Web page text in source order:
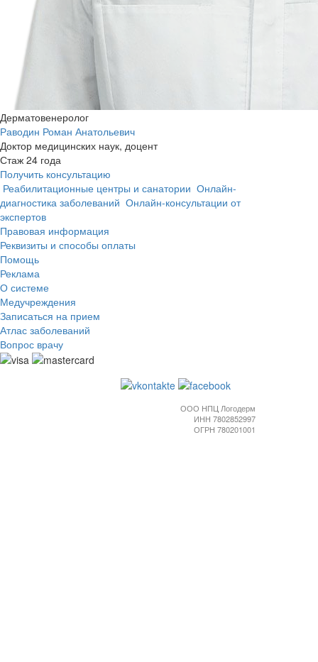
Дерматовенеролог
Раводин Роман Анатольевич
Доктор медицинских наук, доцент
Стаж 24 года
Получить консультацию
Реабилитационные центры и санатории Онлайн-
диагностика заболеваний Онлайн-консультации от
экспертов
Правовая информация
Реквизиты и способы оплаты
Помощь
Реклама
О системе
Медучреждения
Записаться на прием
Атлас заболеваний
Вопрос врачу
ООО НПЦ Логодерм
ИНН 7802852997
ОГРН 780201001